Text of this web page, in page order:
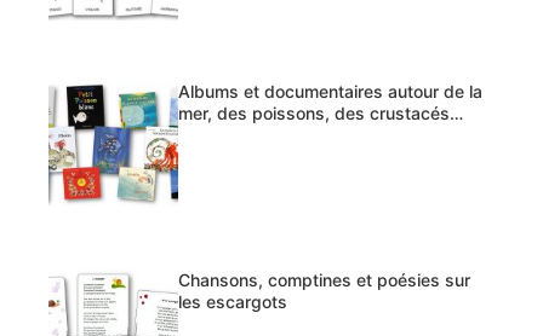
Albums et documentaires autour de la
mer, des poissons, des crustacés…
Chansons, comptines et poésies sur
les escargots